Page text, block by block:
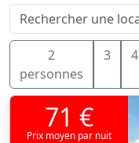
2
personnes
3 4
71 €
Prix moyen par nuit